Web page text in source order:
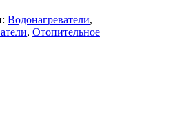
Водонагреватели,
, Отопительное